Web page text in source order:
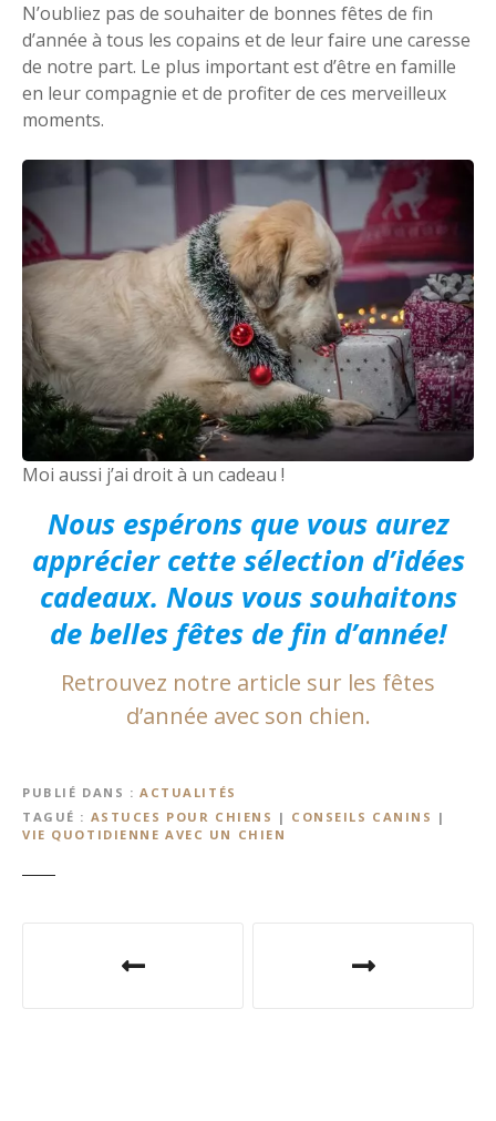
N’oubliez pas de souhaiter de bonnes fêtes de fin
d’année à tous les copains et de leur faire une caresse
de notre part. Le plus important est d’être en famille
en leur compagnie et de profiter de ces merveilleux
moments.
Moi aussi j’ai droit à un cadeau !
Nous espérons que vous aurez
apprécier cette sélection d’idées
cadeaux. Nous vous souhaitons
de belles fêtes de fin d’année!
Retrouvez notre article sur les fêtes
d’année avec son chien.
PUBLIÉ DANS
ACTUALITÉS
TAGUÉ
ASTUCES POUR CHIENS | CONSEILS CANINS |
VIE QUOTIDIENNE AVEC UN CHIEN